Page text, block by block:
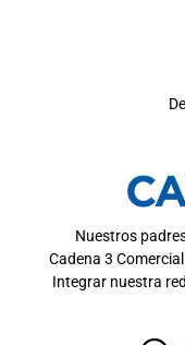
Nuestros
Cadena 3 Comercial
Integrar nuestra red